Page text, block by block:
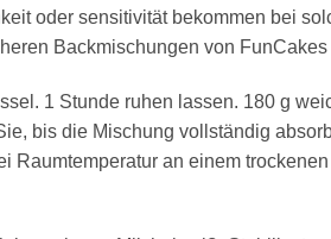
oder sensitivität bekommen bei
Backmischungen von FunCakes
1 Stunde ruhen lassen. 180 g
bis die Mischung vollständig
an einem